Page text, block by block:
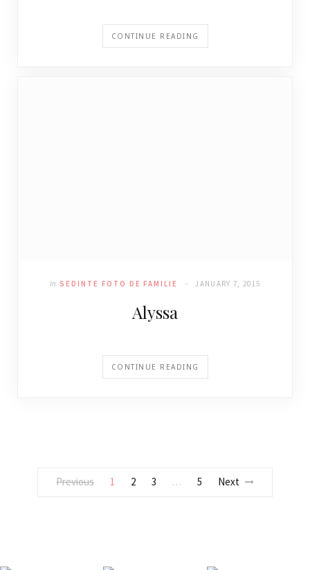
CONTINUE READING
In SEDINTE FOTO DE FAMILIE JANUARY 7, 2015
Alyssa
CONTINUE READING
Previous 1 2 3 … 5 Next